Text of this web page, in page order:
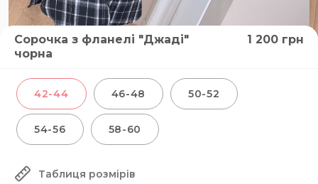
Сорочка з фланелі "Джаді"
чорна
1 200 грн
42-44 46-48 50-52
54-56 58-60
Таблиця розмірів